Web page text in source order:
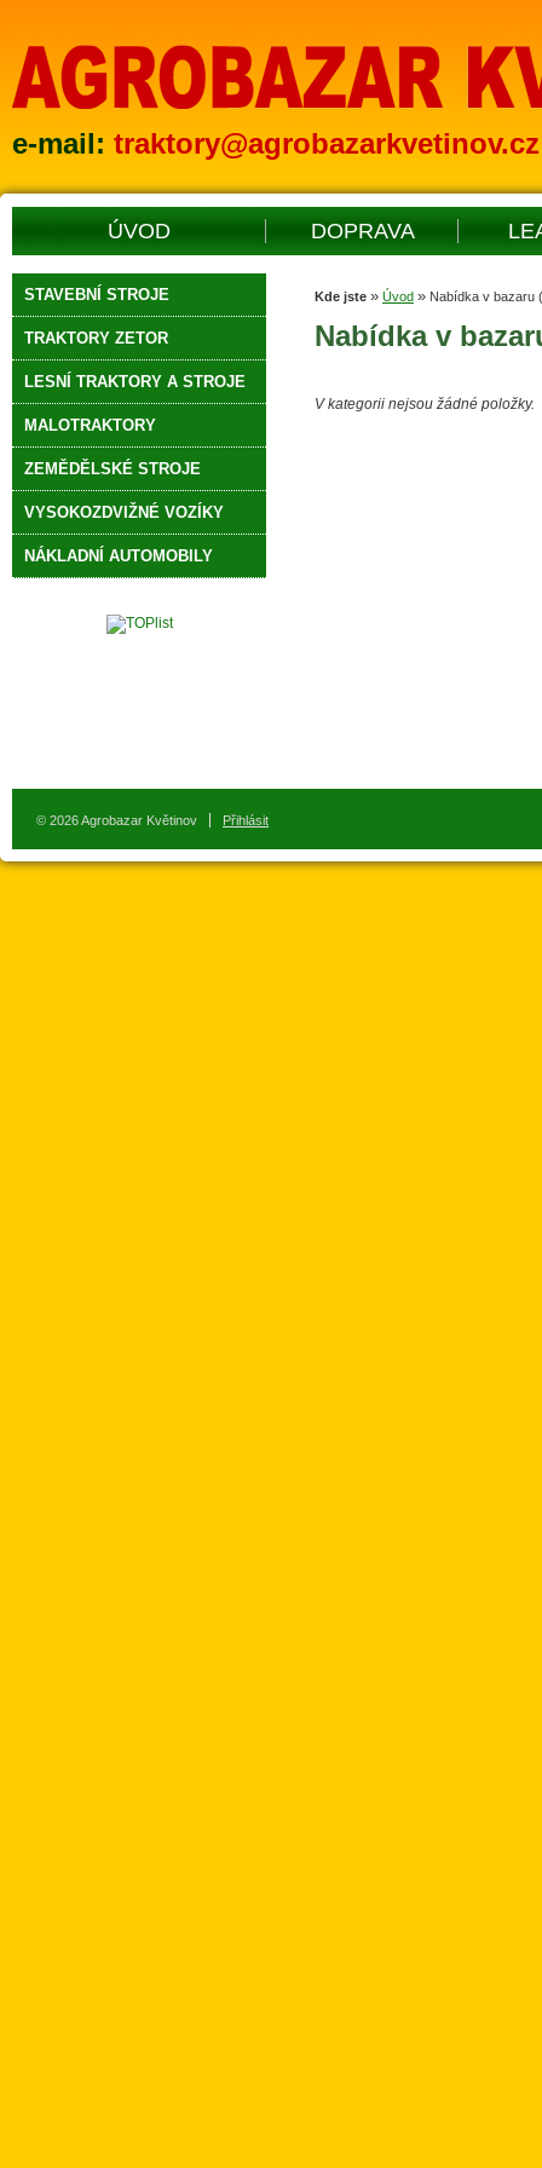
e-mail: traktory@agrobazarkvetinov.cz
ÚVOD DOPRAVA
STAVEBNÍ STROJE
TRAKTORY ZETOR
LESNÍ TRAKTORY A STROJE
MALOTRAKTORY
ZEMĚDĚLSKÉ STROJE
VYSOKOZDVIŽNÉ VOZÍKY
NÁKLADNÍ AUTOMOBILY
Kde jste » Úvod » Nabídka v bazaru
Nabídka v
V kategorii nejsou žádné položky.
© 2026 Agrobazar Květinov Přihlásit